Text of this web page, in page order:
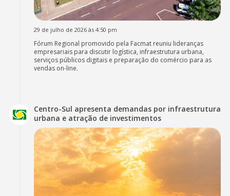
29 de julho de 2026 às 4:50 pm
Fórum Regional promovido pela Facmat reuniu lideranças
empresariais para discutir logística, infraestrutura urbana,
serviços públicos digitais e preparação do comércio para as
vendas on-line.
Centro-Sul apresenta demandas por infraestrutura
urbana e atração de investimentos